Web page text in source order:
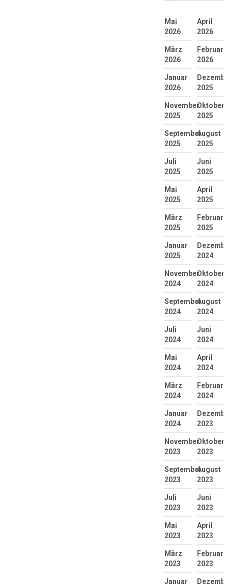
Mai
2026
April
2026
März
2026
Februar
2026
Januar
2026
2025
November
2025
Oktober
2025
September
2025
August
2025
Juli
2025
Juni
2025
Mai
2025
April
2025
März
2025
Februar
2025
Januar
2025
2024
November
2024
Oktober
2024
September
2024
August
2024
Juli
2024
Juni
2024
Mai
2024
April
2024
März
2024
Februar
2024
Januar
2024
2023
November
2023
Oktober
2023
September
2023
August
2023
Juli
2023
Juni
2023
Mai
2023
April
2023
März
2023
Februar
2023
Januar